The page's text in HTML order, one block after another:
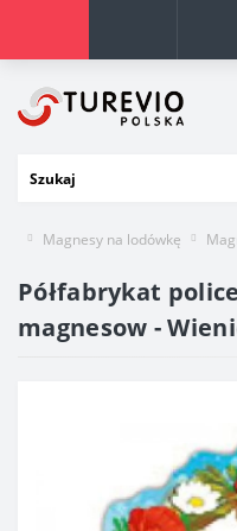
Magnesy na lodówkę
Półfabrykat
magnesow -